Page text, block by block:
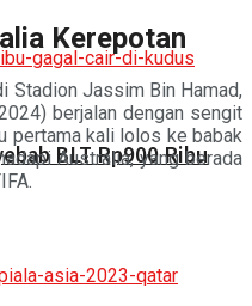
BLT Rp900 Ribu
Kerepotan
Stadion Jassim Bin Hamad,
berjalan dengan sengit
pertama kali lolos ke babak
Australia, yang berada